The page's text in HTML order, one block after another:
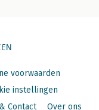
voorwaarden
instellingen
Contact Over ons